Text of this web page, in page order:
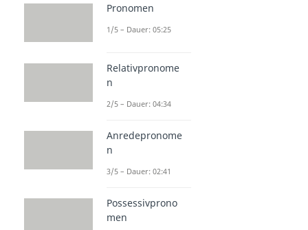
Pronomen
1/5 – Dauer: 05:25
Relativpronome
n
2/5 – Dauer: 04:34
Anredepronome
n
3/5 – Dauer: 02:41
Possessivprono
men